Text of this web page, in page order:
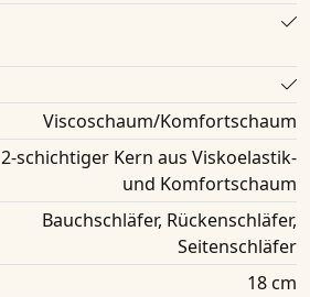
Viscoschaum/Komfortschaum
2-schichtiger Kern aus Viskoelastik-
und Komfortschaum
Bauchschläfer, Rückenschläfer,
Seitenschläfer
18 cm